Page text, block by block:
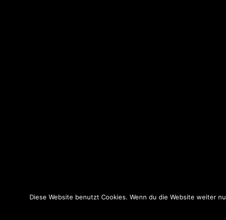
Diese Website benutzt Cookies. Wenn du die Website weiter